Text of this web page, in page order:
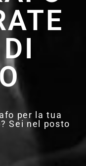
per la tua
Sei nel posto